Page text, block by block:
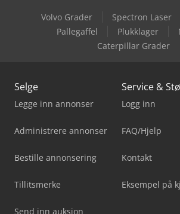
Volvo Grader Spectron Laser
Pallegaffel
Plukklager
Caterpillar Grader
Selge
Legge inn annonser
Administrere annonser
Bestille annonsering
Tillitsmerke
Send inn auksjon
Service &
Logg inn
FAQ/Hjelp
Kontakt
Eksempel på